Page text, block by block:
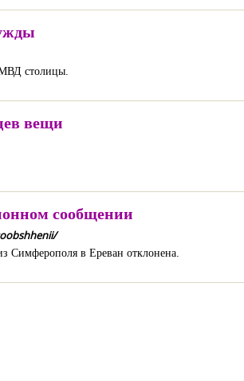
МВД столицы.
вещи
сообщении
Симферополя в Ереван отклонена.